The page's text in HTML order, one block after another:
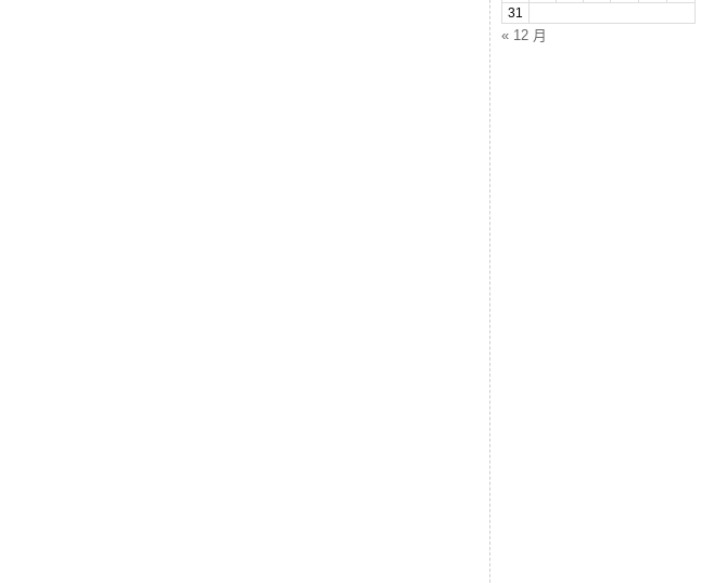
31
« 12 月